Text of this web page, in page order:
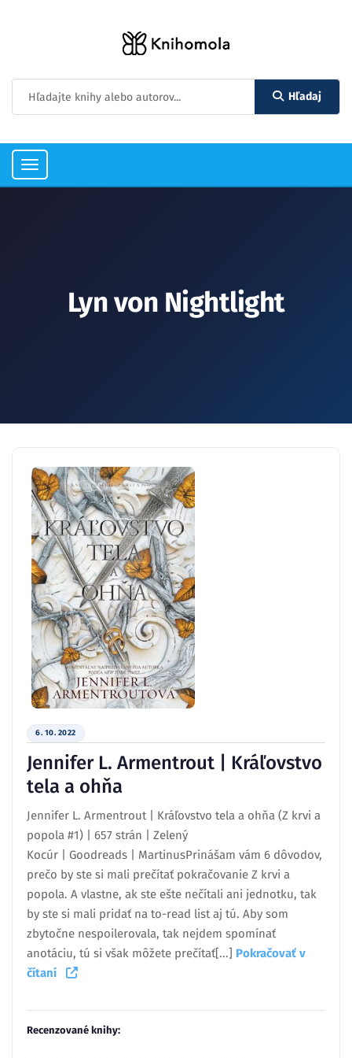
Hľadaj
Toggle
Lyn von Nightlight
6. 10. 2022
Jennifer L. Armentrout | Kráľovstvo
tela a ohňa
Jennifer L. Armentrout | Kráľovstvo tela a ohňa (Z krvi a
popola #1) | 657 strán | Zelený
Kocúr | Goodreads | MartinusPrinášam vám 6 dôvodov,
prečo by ste si mali prečítať pokračovanie Z krvi a
popola. A vlastne, ak ste ešte nečítali ani jednotku, tak
by ste si mali pridať na to-read list aj tú. Aby som
zbytočne nespoilerovala, tak nejdem spomínať
anotáciu, tú si však môžete prečítať[...] Pokračovať v
čítaní
Recenzované knihy: